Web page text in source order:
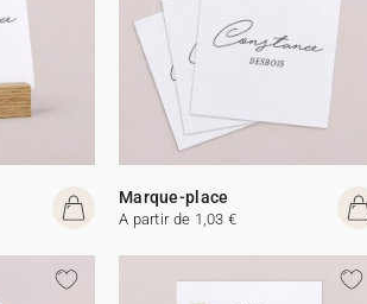
Marque-place
A partir de 1,03 €